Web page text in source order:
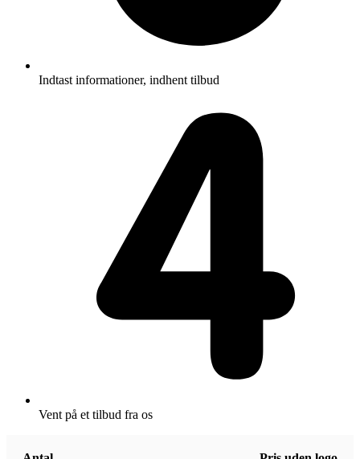
Indtast informationer, indhent tilbud
Vent på et tilbud fra os